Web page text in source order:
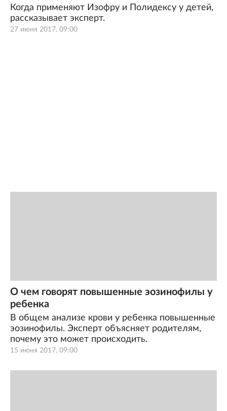
27 июня 2017, 09:00
Когда применяют Изофру и Полидексу у детей,
рассказывает эксперт.
15 июня 2017, 09:00
О чем говорят повышенные эозинофилы у
ребенка
В общем анализе крови у ребенка повышенные
эозинофилы. Эксперт объясняет родителям,
почему это может происходить.